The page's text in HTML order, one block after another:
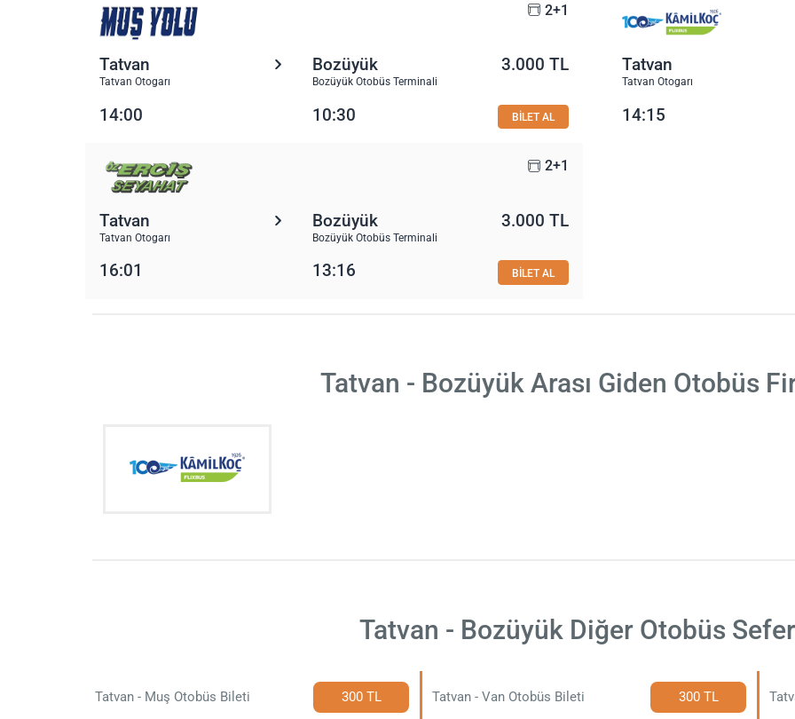
2+1
Tatvan
Tatvan Otogarı
Bozüyük
Bozüyük Otobüs Terminali
3.000 TL
14:00 10:30 BİLET AL
Tatvan
Tatvan Otogarı
14:15
2+1
Tatvan
Tatvan Otogarı
Bozüyük
Bozüyük Otobüs Terminali
3.000 TL
16:01 13:16 BİLET AL
Tatvan - Bozüyük Arası Giden Otobüs
Tatvan - Bozüyük Diğer Otobüs
Tatvan - Muş Otobüs Bileti 300 TL Tatvan - Van Otobüs Bileti 300 TL